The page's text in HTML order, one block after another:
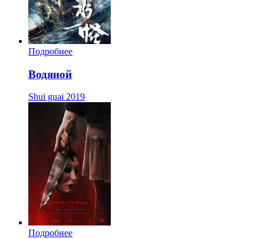
Подробнее
Водяной
Shui guai 2019
Подробнее